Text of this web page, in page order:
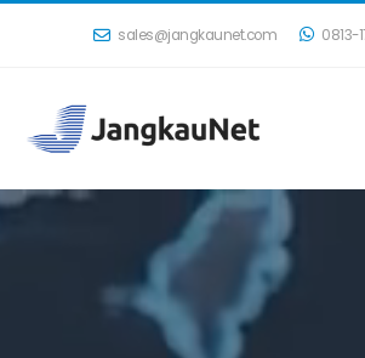
sales@jangkaunet.com 0813-